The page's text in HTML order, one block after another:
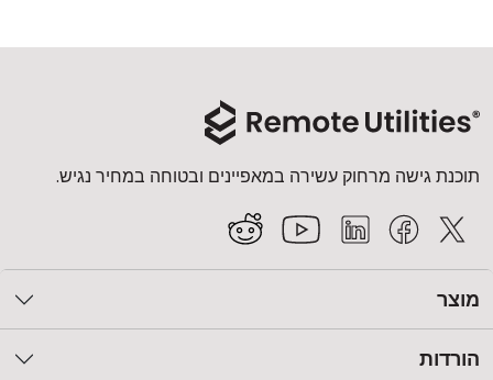
תוכנת גישה מרחוק עשירה במאפיינים ובטוחה במחיר נגיש.
מוצר
הורדות